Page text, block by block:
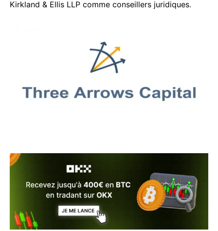
Kirkland & Ellis LLP comme conseillers juridiques.